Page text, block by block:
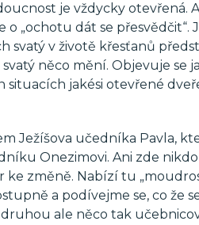
je vždycky otevřená.
„ochotu dát se přesvědčit“.
svatý v životě křesťanů
něco mění. Objevuje se
situacích jakési otevřené
Ježíšova učedníka Pavla,
Onezimovi. Ani zde
změně. Nabízí tu
a podívejme se, co že
ale něco tak